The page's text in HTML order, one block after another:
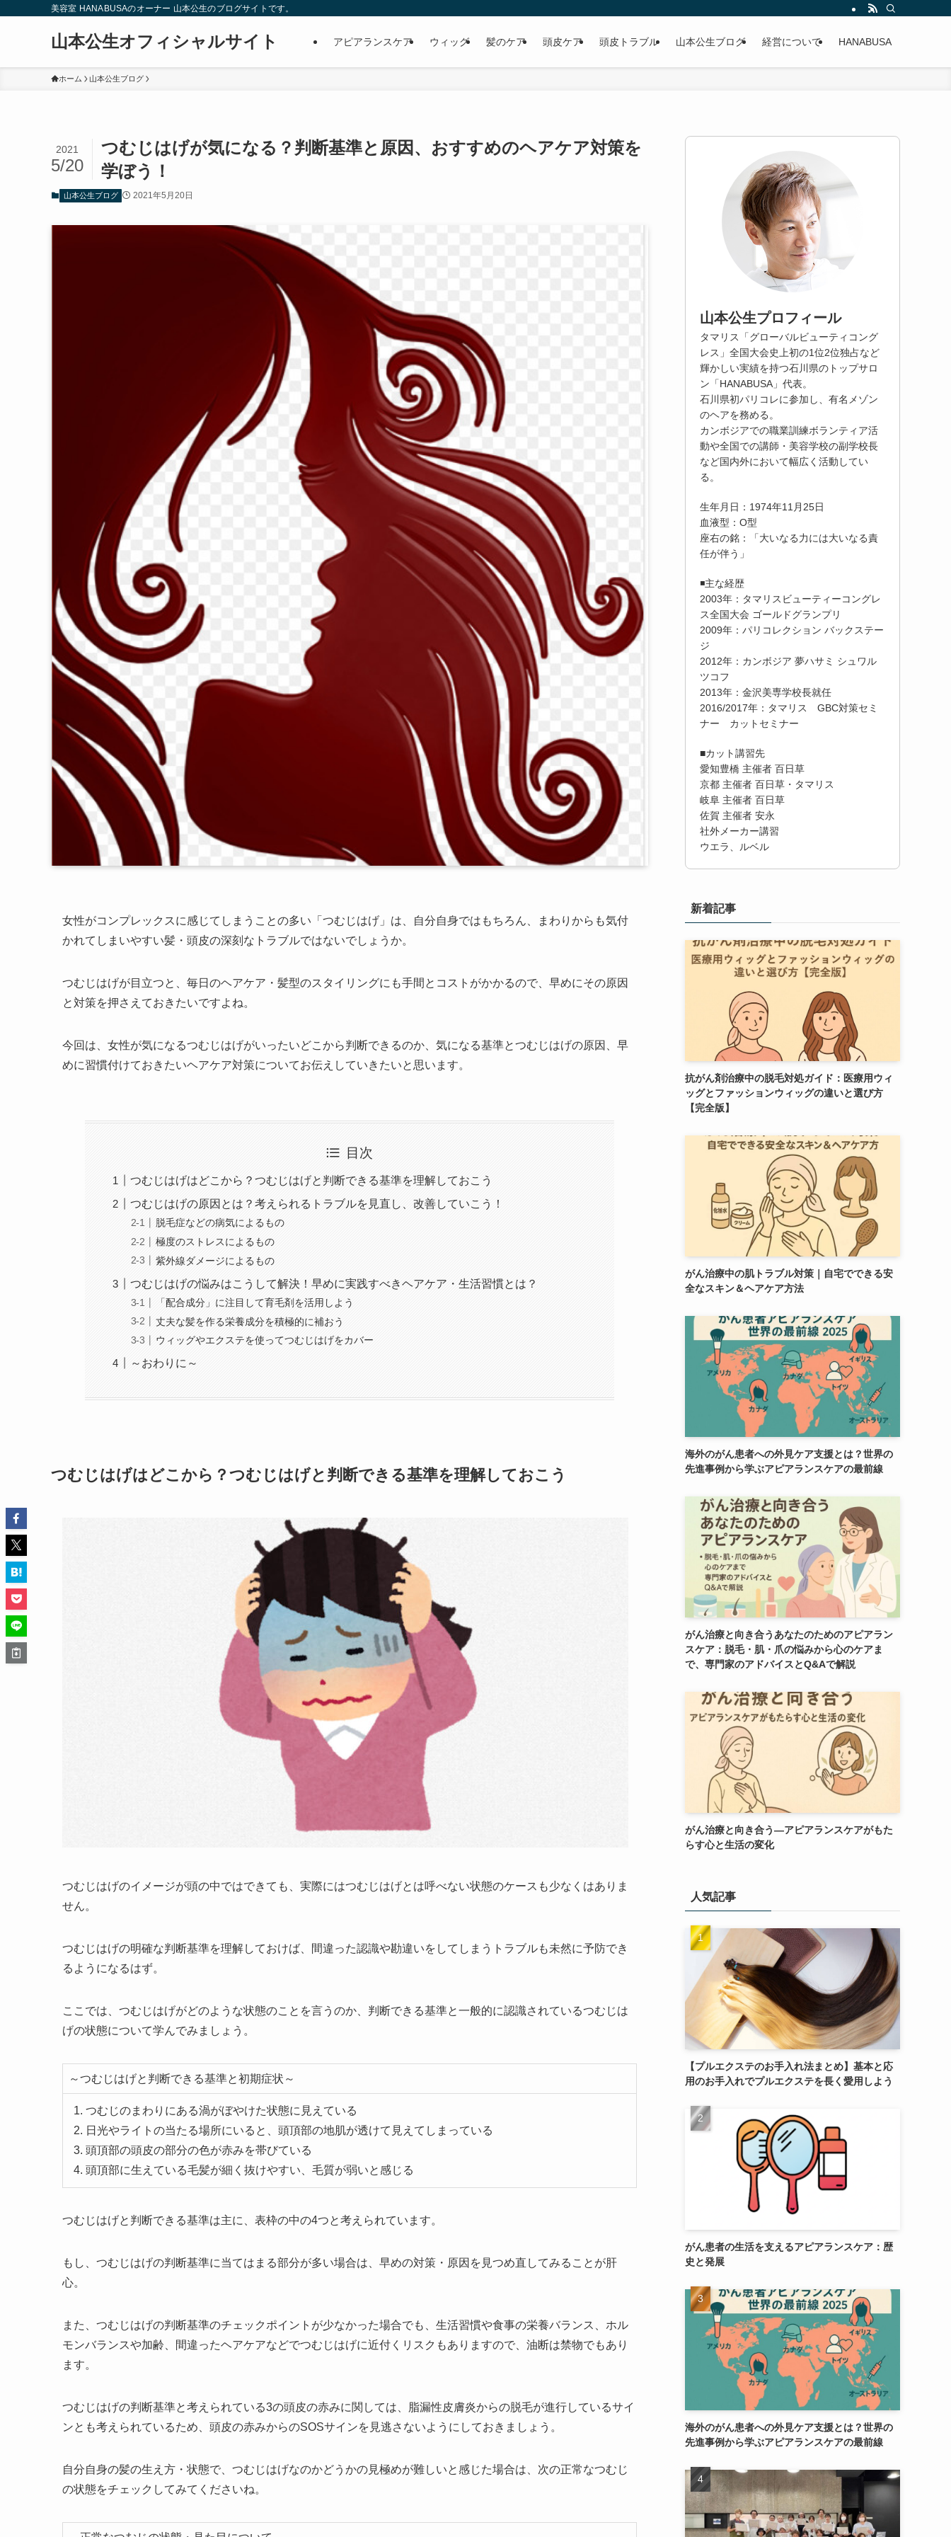
美容室 HANABUSAのオーナー 山本公生のブログサイトです。
山本公生オフィシャルサイト アピアランスケア ウィッグ 髪のケア 頭皮ケア 頭皮トラブル 山本公生ブログ 経営について HANABUSA
ホーム 山本公生ブログ
つむじはげが気になる？判断基準と原因、おすすめのヘアケア対策を
学ぼう！
2021
5/20
山本公生ブログ 2021年5月20日
女性がコンプレックスに感じてしまうことの多い「つむじはげ」は、自分自身ではもちろん、まわりからも気付
かれてしまいやすい髪・頭皮の深刻なトラブルではないでしょうか。
つむじはげが目立つと、毎日のヘアケア・髪型のスタイリングにも手間とコストがかかるので、早めにその原因
と対策を押さえておきたいですよね。
今回は、女性が気になるつむじはげがいったいどこから判断できるのか、気になる基準とつむじはげの原因、早
めに習慣付けておきたいヘアケア対策についてお伝えしていきたいと思います。
目次
つむじはげはどこから？つむじはげと判断できる基準を理解しておこう
つむじはげの原因とは？考えられるトラブルを見直し、改善していこう！
脱毛症などの病気によるもの
極度のストレスによるもの
紫外線ダメージによるもの
つむじはげの悩みはこうして解決！早めに実践すべきヘアケア・生活習慣とは？
「配合成分」に注目して育毛剤を活用しよう
丈夫な髪を作る栄養成分を積極的に補おう
ウィッグやエクステを使ってつむじはげをカバー
～おわりに～
つむじはげはどこから？つむじはげと判断できる基準を理解しておこう
つむじはげのイメージが頭の中ではできても、実際にはつむじはげとは呼べない状態のケースも少なくはありま
せん。
つむじはげの明確な判断基準を理解しておけば、間違った認識や勘違いをしてしまうトラブルも未然に予防でき
るようになるはず。
ここでは、つむじはげがどのような状態のことを言うのか、判断できる基準と一般的に認識されているつむじは
げの状態について学んでみましょう。
～つむじはげと判断できる基準と初期症状～
つむじのまわりにある渦がぼやけた状態に見えている
日光やライトの当たる場所にいると、頭頂部の地肌が透けて見えてしまっている
頭頂部の頭皮の部分の色が赤みを帯びている
頭頂部に生えている毛髪が細く抜けやすい、毛質が弱いと感じる
つむじはげと判断できる基準は主に、表枠の中の4つと考えられています。
もし、つむじはげの判断基準に当てはまる部分が多い場合は、早めの対策・原因を見つめ直してみることが肝
心。
また、つむじはげの判断基準のチェックポイントが少なかった場合でも、生活習慣や食事の栄養バランス、ホル
モンバランスや加齢、間違ったヘアケアなどでつむじはげに近付くリスクもありますので、油断は禁物でもあり
ます。
つむじはげの判断基準と考えられている3の頭皮の赤みに関しては、脂漏性皮膚炎からの脱毛が進行しているサイ
ンとも考えられているため、頭皮の赤みからのSOSサインを見逃さないようにしておきましょう。
自分自身の髪の生え方・状態で、つむじはげなのかどうかの見極めが難しいと感じた場合は、次の正常なつむじ
の状態をチェックしてみてくださいね。
山本公生プロフィール
タマリス「グローバルビューティコング
レス」全国大会史上初の1位2位独占など
輝かしい実績を持つ石川県のトップサロ
ン「HANABUSA」代表。
石川県初パリコレに参加し、有名メゾン
のヘアを務める。
カンボジアでの職業訓練ボランティア活
動や全国での講師・美容学校の副学校長
など国内外において幅広く活動してい
る。
生年月日：1974年11月25日
血液型：O型
座右の銘：「大いなる力には大いなる責
任が伴う」
◾️主な経歴
2003年：タマリスビューティーコングレ
ス全国大会 ゴールドグランプリ
2009年：パリコレクション バックステー
ジ
2012年：カンボジア 夢ハサミ シュワル
ツコフ
2013年：金沢美専学校長就任
2016/2017年：タマリス GBC対策セミ
ナー カットセミナー
■カット講習先
愛知豊橋 主催者 百日草
京都 主催者 百日草・タマリス
岐阜 主催者 百日草
佐賀 主催者 安永
社外メーカー講習
ウエラ、ルベル
新着記事
抗がん剤治療中の脱毛対処ガイド：医療用ウィ
ッグとファッションウィッグの違いと選び方
【完全版】
がん治療中の肌トラブル対策｜自宅でできる安
全なスキン＆ヘアケア方法
海外のがん患者への外見ケア支援とは？世界の
先進事例から学ぶアピアランスケアの最前線
がん治療と向き合うあなたのためのアピアラン
スケア：脱毛・肌・爪の悩みから心のケアま
で、専門家のアドバイスとQ&Aで解説
がん治療と向き合う―アピアランスケアがもた
らす心と生活の変化
人気記事
【プルエクステのお手入れ法まとめ】基本と応
用のお手入れでプルエクステを長く愛用しよう
がん患者の生活を支えるアピアランスケア：歴
史と発展
海外のがん患者への外見ケア支援とは？世界の
先進事例から学ぶアピアランスケアの最前線